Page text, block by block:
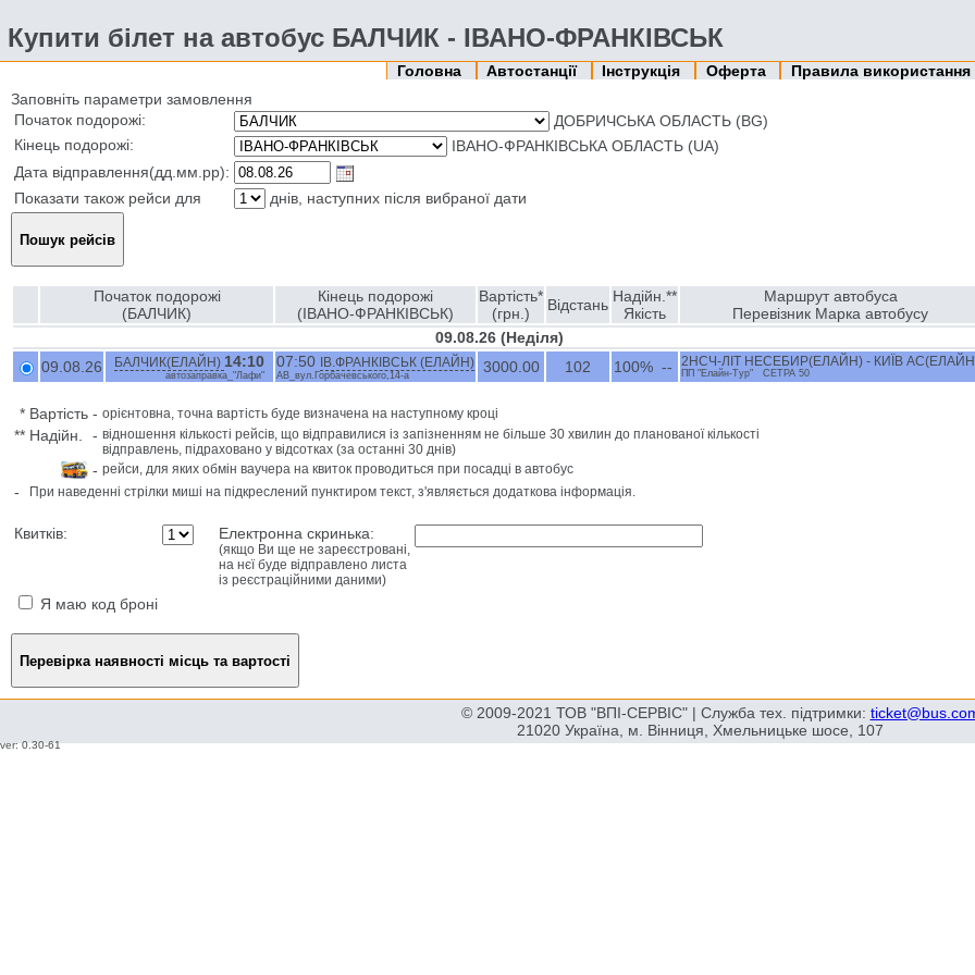
Купити білет на автобус БАЛЧИК - ІВАНО-ФРАНКІВСЬК
Головна Автостанції Інструкція Оферта
Правила використання
Заповніть параметри замовлення
Початок подорожі:
ДОБРИЧСЬКА ОБЛАСТЬ (BG)
Кінець подорожі:
ІВАНО-ФРАНКІВСЬКА ОБЛАСТЬ (UA)
Дата відправлення(дд.мм.рр):
Показати також рейси для
днів, наступних після вибраної дати
Початок подорожі
(БАЛЧИК)
Кінець подорожі
(ІВАНО-ФРАНКІВСЬК)
Вартість*
(грн.)
Відстань Надійн.**
Якість
Маршрут автобуса
Перевізник Марка автобусу
09.08.26 (Недiля)
09.08.26
БАЛЧИК(ЕЛАЙН) 14:10
автозаправка_"Лафи"
07:50 ІВ.ФРАНКІВСЬК (ЕЛАЙН)
АВ_вул.Горбачевського,14-а 3000.00 102 100% -- 2НСЧ-ЛІТ НЕСЕБИР(ЕЛАЙН) - КИЇВ
ПП "Елайн-Тур" СЕТРА 50
* Вартість - орієнтовна, точна вартість буде визначена на наступному кроці
** Надійн. - відношення кількості рейсів, що відправилися із запізненням не більше 30 хвилин до планованої кількості
відправлень, підраховано у відсотках (за останні 30 днів)
- рейси, для яких обмін ваучера на квиток проводиться при посадці в автобус
- При наведенні стрілки миші на підкреслений пунктиром текст, з'являється додаткова інформація.
Квитків: Електронна скринька:
(якщо Ви ще не зареєстровані,
на нєї буде відправлено листа
із реєстраційними даними)
Я маю код броні
© 2009-2021 ТОВ "ВПІ-СЕРВІС" | Служба тех. підтримки:
21020 Україна, м. Вінниця, Хмельницьке шосе, 107
ver: 0.30-61